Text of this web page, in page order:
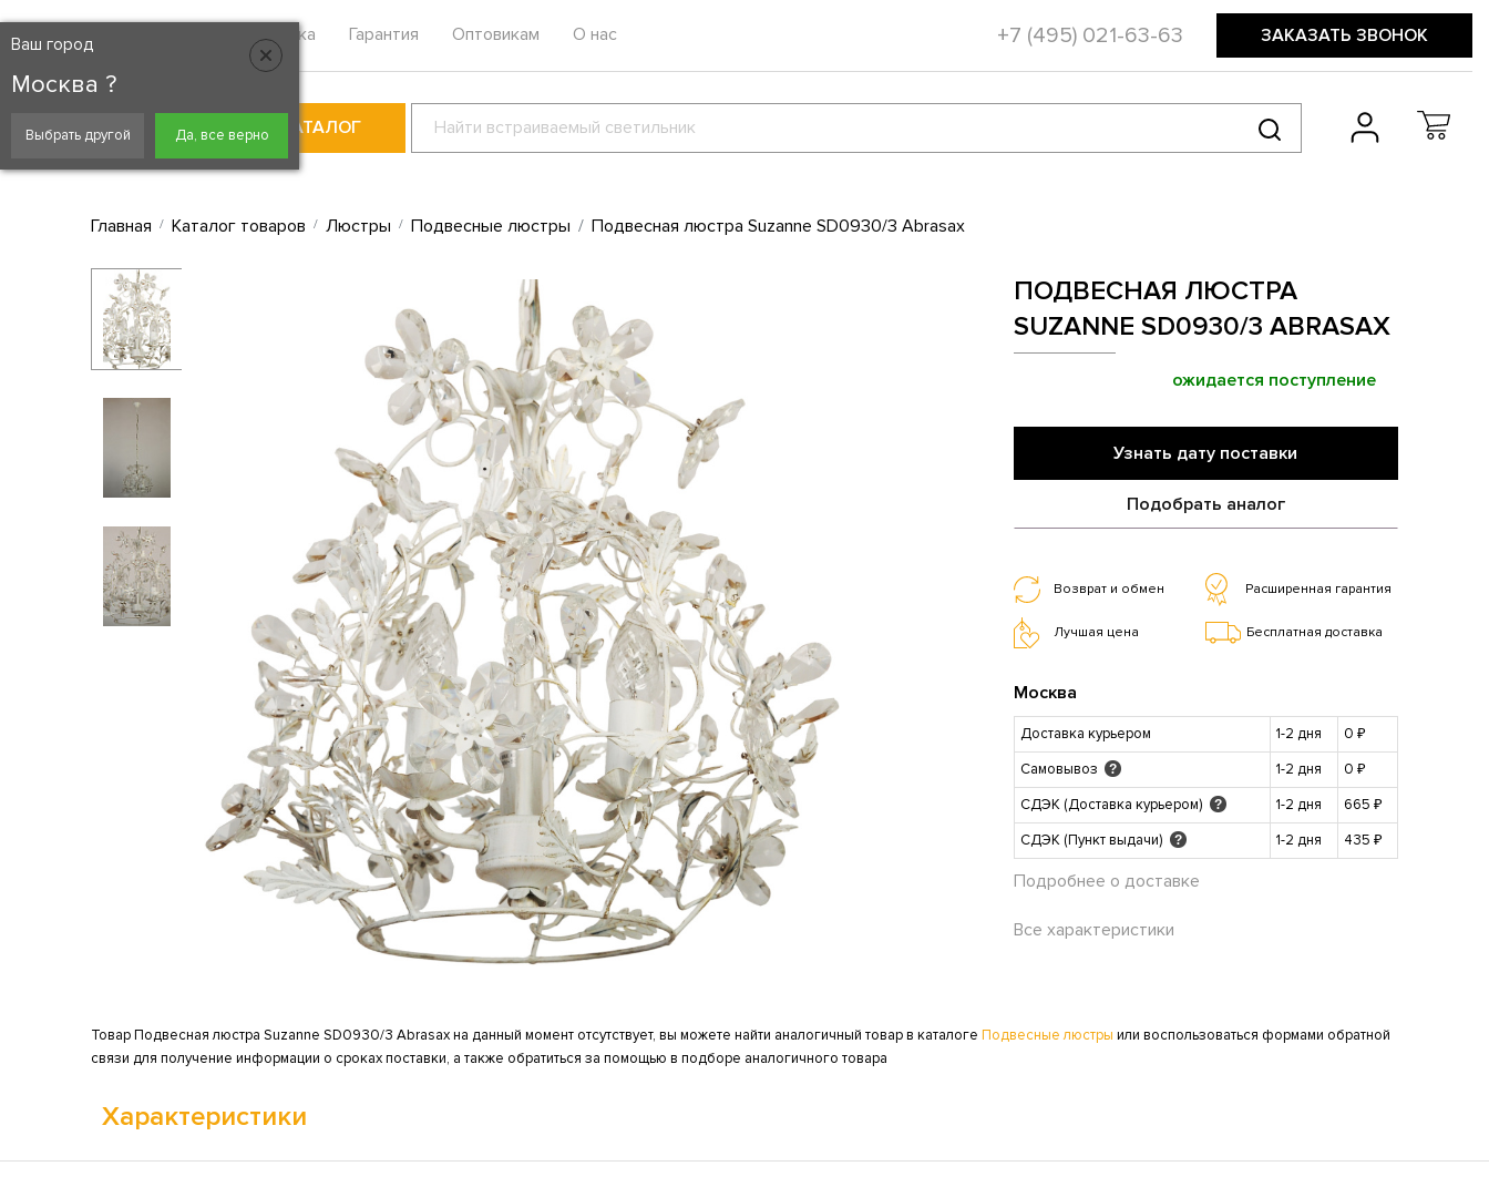
Москва
Ваш город
Москва ?
Выбрать другой Да, все верно
Доставка Гарантия Оптовикам О нас +7 (495) 021-63-63 ЗАКАЗАТЬ ЗВОНОК
КАТАЛОГ
Главная Каталог товаров Люстры Подвесные люстры Подвесная люстра Suzanne SD0930/3 Abrasax
ПОДВЕСНАЯ ЛЮСТРА
SUZANNE SD0930/3 ABRASAX
ожидается поступление
Узнать дату поставки
Подобрать аналог
Возврат и обмен Расширенная гарантия
Лучшая цена Бесплатная доставка
Москва
Доставка курьером 1-2 дня
0 ₽
Самовывоз
? 1-2 дня
0 ₽
СДЭК (Доставка курьером)
? 1-2 дня
665 ₽
СДЭК (Пункт выдачи)
? 1-2 дня 435 ₽
Подробнее о доставке
Все характеристики
Товар Подвесная люстра Suzanne SD0930/3 Abrasax на данный момент отсутствует, вы можете найти аналогичный товар в каталоге Подвесные люстры или воспользоваться формами обратной
связи для получение информации о сроках поставки, а также обратиться за помощью в подборе аналогичного товара
Характеристики